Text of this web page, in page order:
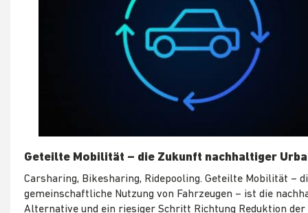
Geteilte Mobilität – die Zukunft nachhaltiger
Carsharing, Bikesharing, Ridepooling. Geteilte Mobilität –
gemeinschaftliche Nutzung von Fahrzeugen – ist die
Alternative und ein riesiger Schritt Richtung Reduktion der